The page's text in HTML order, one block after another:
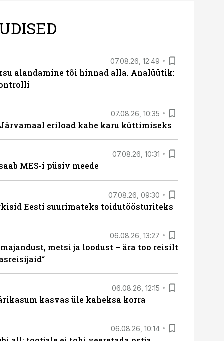
07.08.26, 12:49
alandamine tõi hinnad alla. Analüütik:
07.08.26, 10:35
eriload kahe karu küttimiseks
07.08.26, 10:31
MES-i püsiv meede
07.08.26, 09:30
Eesti suurimateks toidutöösturiteks
06.08.26, 13:27
metsi ja loodust – ära too reisilt
06.08.26, 12:15
kasvas üle kaheksa korra
06.08.26, 10:14